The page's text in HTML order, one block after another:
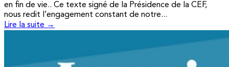
en fin de vie.. Ce texte signé de la Présidence de la CEF,
nous redit l’engagement constant de notre...
Lire la suite →